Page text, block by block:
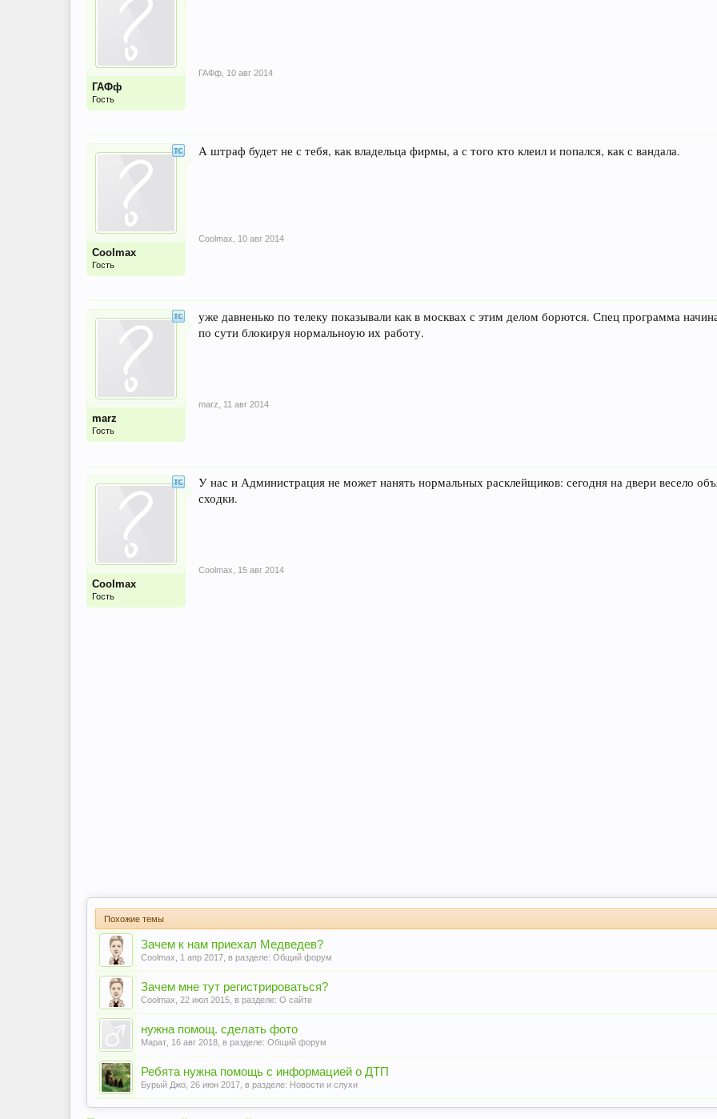
ГАФф
Гость
ГАФф 10 авг 2014
Coolmax
Гость
А штраф будет не с тебя, как владельца фирмы, а с того кто клеил и попался, как с вандала.
Coolmax 10 авг 2014
marz
Гость
уже давненько по телеку показывали как в москвах с этим делом борются. Спец программа
по сути блокируя нормальноую их работу.
marz 11 авг 2014
Coolmax
Гость
У нас и Администрация не может нанять нормальных расклейщиков: сегодня на двери весело
сходки.
Coolmax 15 авг 2014
Похожие темы
Зачем к нам приехал Медведев?
Coolmax 1 апр 2017 , в разделе: Общий форум
Зачем мне тут регистрироваться?
Coolmax 22 июл 2015 , в разделе: О сайте
нужна помощ. сделать фото
Марат 16 авг 2018 , в разделе: Общий форум
Ребята нужна помощь с информацией о ДТП
Бурый Джо 26 июн 2017 , в разделе: Новости и слухи